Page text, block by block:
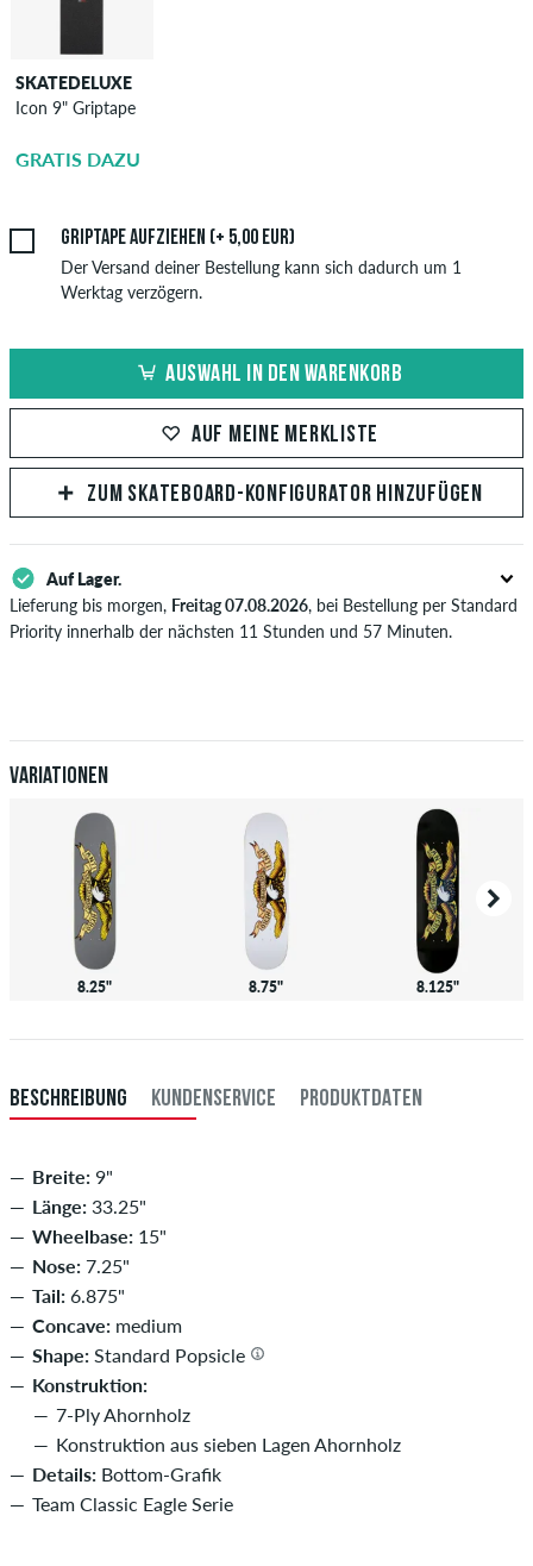
SKATEDELUXE
Icon 9" Griptape
GRATIS DAZU
Griptape aufziehen (+ 5,00 EUR)
Der Versand deiner Bestellung kann sich dadurch um 1
Werktag verzögern.
AUSWAHL IN DEN WARENKORB
AUF MEINE MERKLISTE
ZUM SKATEBOARD-KONFIGURATOR HINZUFÜGEN
Auf Lager.
Lieferung bis morgen, Freitag 07.08.2026, bei Bestellung per Standard
Priority innerhalb der nächsten 11 Stunden und 57 Minuten.
Variationen
8.25" 8.75" 8.125"
BESCHREIBUNG KUNDENSERVICE PRODUKTDATEN
Breite: 9"
Länge: 33.25"
Wheelbase: 15"
Nose: 7.25"
Tail: 6.875"
Concave: medium
Shape: Standard Popsicle
Konstruktion:
7-Ply Ahornholz
Konstruktion aus sieben Lagen Ahornholz
Details: Bottom-Grafik
Team Classic Eagle Serie